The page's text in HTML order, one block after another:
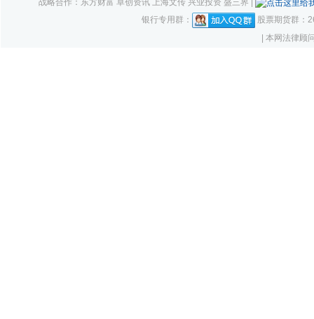
战略合作：东方财富 卓创资讯 上海文传 兴业投资 盛三界 |
银行专用群：
股票期货群：
| 本网法律顾